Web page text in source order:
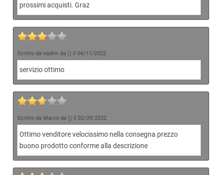
prossimi acquisti. Graz
Scritto da nadim da () il 04/11/2022
servizio ottimo
Scritto da Marco da () il 02/09/2022
Ottimo venditore velocissimo nella consegna prezzo
buono prodotto conforme alla descrizione